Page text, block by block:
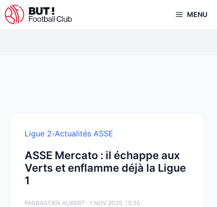
Aller
au
MENU
Ligue 2›Actualités ASSE
ASSE Mercato : il échappe aux
Verts et enflamme déjà la Ligue
1
PARBASTIEN AUBERT- 1 NOV 2025, 15:30